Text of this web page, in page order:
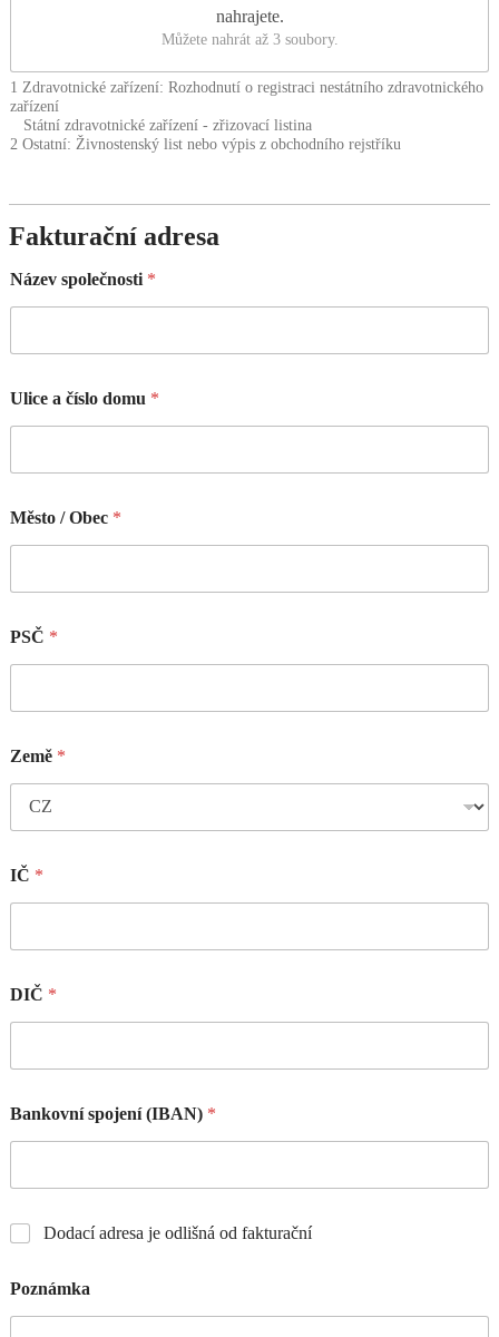
nahrajete.
Můžete nahrát až 3 soubory.
1 Zdravotnické zařízení: Rozhodnutí o registraci nestátního zdravotnického
zařízení
Státní zdravotnické zařízení - zřizovací listina
2 Ostatní: Živnostenský list nebo výpis z obchodního rejstříku
Fakturační adresa
Název společnosti *
Ulice a číslo domu *
Město / Obec *
PSČ *
Země *
IČ *
DIČ *
Bankovní spojení (IBAN) *
Dodací adresa je odlišná od fakturační
Poznámka